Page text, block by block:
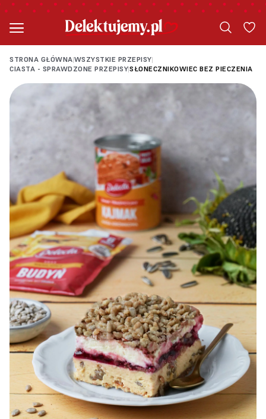
STRONA GŁÓWNA|WSZYSTKIE PRZEPISY|
CIASTA - SPRAWDZONE PRZEPISY|SŁONECZNIKOWIEC BEZ PIECZENIA